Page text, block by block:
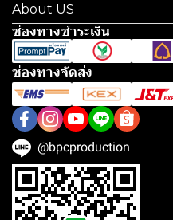
About US
ช่องทางชำระเงิน
ช่องทางจัดส่ง
@bpcproduction